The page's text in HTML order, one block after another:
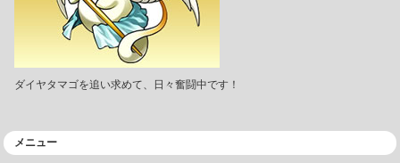
ダイヤタマゴを追い求めて、日々奮闘中です！
メニュー